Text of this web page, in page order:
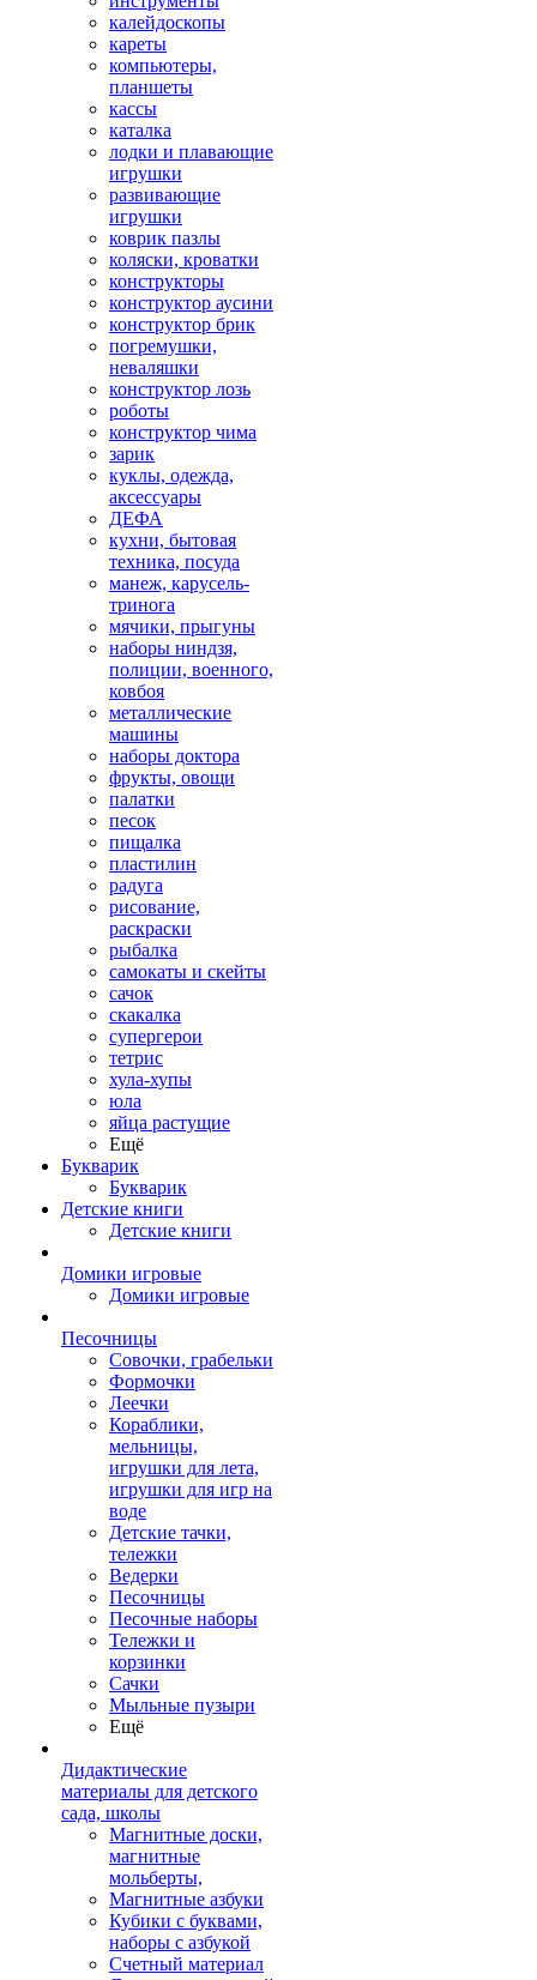
калейдоскопы
кареты
компьютеры,
планшеты
кассы
каталка
лодки и плавающие
игрушки
развивающие
игрушки
коврик пазлы
коляски, кроватки
конструкторы
конструктор аусини
конструктор брик
погремушки,
неваляшки
конструктор лозь
роботы
конструктор чима
зарик
куклы, одежда,
аксессуары
ДЕФА
кухни, бытовая
техника, посуда
манеж, карусель-
тринога
мячики, прыгуны
наборы ниндзя,
полиции, военного,
ковбоя
металлические
машины
наборы доктора
фрукты, овощи
палатки
песок
пищалка
пластилин
радуга
рисование,
раскраски
рыбалка
самокаты и скейты
сачок
скакалка
супергерои
тетрис
хула-хупы
юла
яйца растущие
Ещё
Букварик
Букварик
Детские книги
Детские книги
Домики игровые
Домики игровые
Песочницы
Совочки, грабельки
Формочки
Леечки
Кораблики,
мельницы,
игрушки для лета,
игрушки для игр на
воде
Детские тачки,
тележки
Ведерки
Песочницы
Песочные наборы
Тележки и
корзинки
Сачки
Мыльные пузыри
Ещё
Дидактические
материалы для детского
сада, школы
Магнитные доски,
магнитные
мольберты,
Магнитные азбуки
Кубики с буквами,
наборы с азбукой
Счетный материал